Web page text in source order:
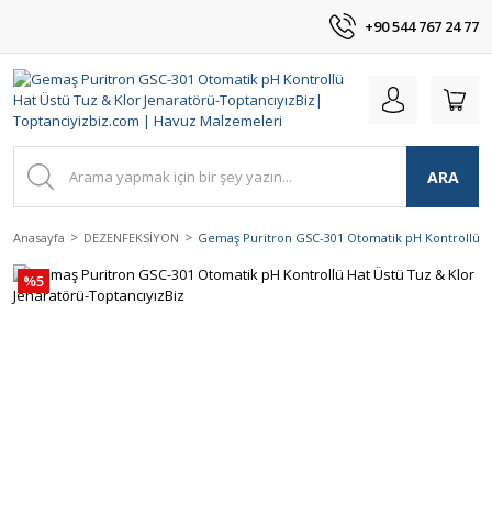
+90 544 767 24 77
ARA
Anasayfa DEZENFEKSİYON Gemaş Puritron GSC-301 Otomatik pH Kontrollü
%5